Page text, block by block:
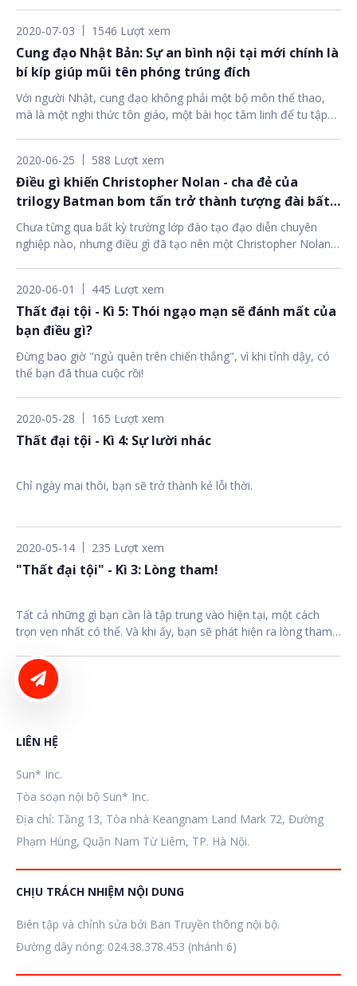
2020-07-03 1546 Lượt xem
Cung đạo Nhật Bản: Sự an bình nội tại mới chính là
bí kíp giúp mũi tên phóng trúng đích
Với người Nhật, cung đạo không phải một bộ môn thể thao,
mà là một nghi thức tôn giáo, một bài học tâm linh để tu tập
đáng giá.
2020-06-25 588 Lượt xem
Điều gì khiến Christopher Nolan - cha đẻ của
trilogy Batman bom tấn trở thành tượng đài bất
diệt của điện ảnh thế giới?
Chưa từng qua bất kỳ trường lớp đào tạo đạo diễn chuyên
nghiệp nào, nhưng điều gì đã tạo nên một Christopher Nolan
Hãy cùng nhau tìm hiểu về vị đạo diễn tài ba này và cách ông
đang dùng nghệ thuật để vẽ nên ánh sáng không chỉ cho điện
ảnh mà còn cho toàn nhân loại nhé!
2020-06-01 445 Lượt xem
Thất đại tội - Kì 5: Thói ngạo mạn sẽ đánh mất của
bạn điều gì?
Đừng bao giờ "ngủ quên trên chiến thắng", vì khi tỉnh dậy, có
thể bạn đã thua cuộc rồi!
2020-05-28 165 Lượt xem
Thất đại tội - Kì 4: Sự lười nhác
Chỉ ngày mai thôi, bạn sẽ trở thành kẻ lỗi thời.
2020-05-14 235 Lượt xem
"Thất đại tội" - Kì 3: Lòng tham!
Tất cả những gì bạn cần là tập trung vào hiện tại, một cách
trọn vẹn nhất có thể. Và khi ấy, bạn sẽ phát hiện ra lòng tham
LIÊN HỆ
Sun* Inc.
Tòa soạn nội bộ Sun* Inc.
Địa chỉ: Tầng 13, Tòa nhà Keangnam Land Mark 72, Đường
Phạm Hùng, Quận Nam Từ Liêm, TP. Hà Nội.
CHỊU TRÁCH NHIỆM NỘI DUNG
Biên tập và chỉnh sửa bởi Ban Truyền thông nội bộ.
Đường dây nóng: 024.38.378.453 (nhánh 6)
LIÊN HỆ ĐĂNG BÀI